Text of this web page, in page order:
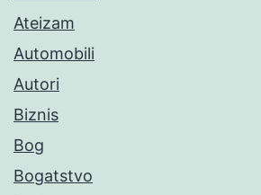
Ateizam
Automobili
Autori
Biznis
Bog
Bogatstvo